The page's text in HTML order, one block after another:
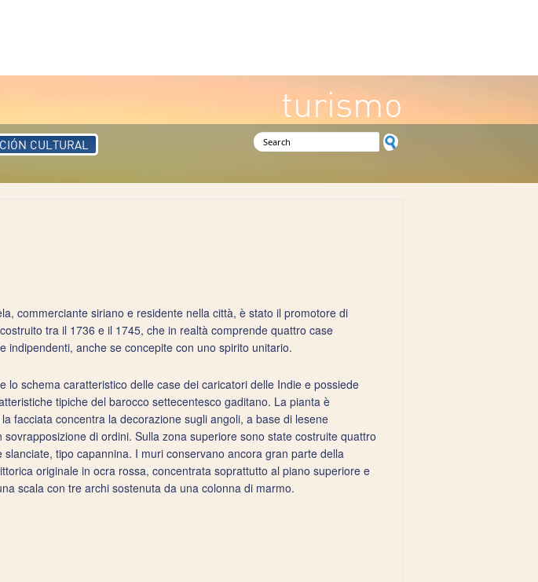
turismo
CULTURAL Search form
commerciante siriano e residente nella città, è stato il promotore di
tra il 1736 e il 1745, che in realtà comprende quattro case
indipendenti, anche se concepite con uno spirito unitario.
lo schema caratteristico delle case dei caricatori delle Indie e possiede
tipiche del barocco settecentesco gaditano. La pianta è
facciata concentra la decorazione sugli angoli, a base di lesene
sovrapposizione di ordini. Sulla zona superiore sono state costruite quattro
slanciate, tipo capannina. I muri conservano ancora gran parte della
originale in ocra rossa, concentrata soprattutto al piano superiore e
scala con tre archi sostenuta da una colonna di marmo.